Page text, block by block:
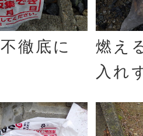
徹底に
燃え
入れ